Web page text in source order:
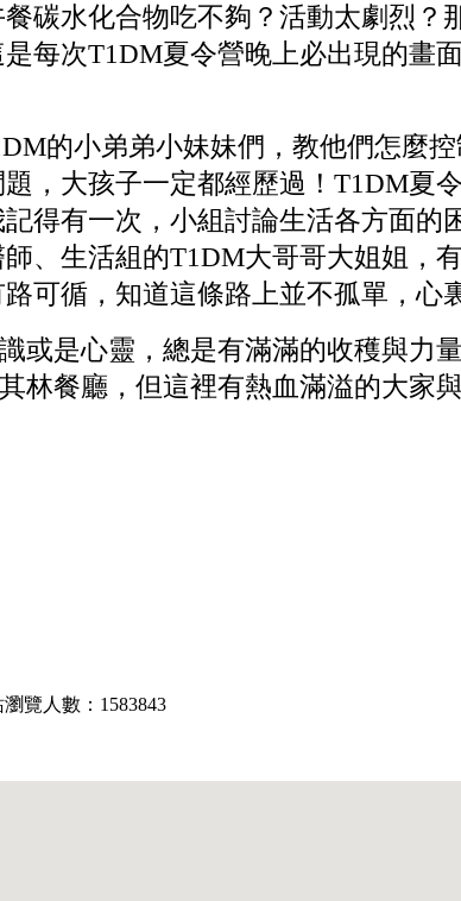
碳水化合物吃不夠？活動太劇烈？
每次T1DM夏令營晚上必出現的畫
的小弟弟小妹妹們，教他們怎麼控
，大孩子一定都經歷過！T1DM夏
得有一次，小組討論生活各方面的
、生活組的T1DM大哥哥大姐姐，
可循，知道這條路上並不孤單，心
是心靈，總是有滿滿的收穫與力
林餐廳，但這裡有熱血滿溢的大家
覽人數：1583843